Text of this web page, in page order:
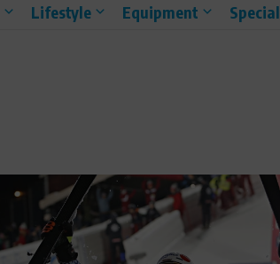
Lifestyle Equipment